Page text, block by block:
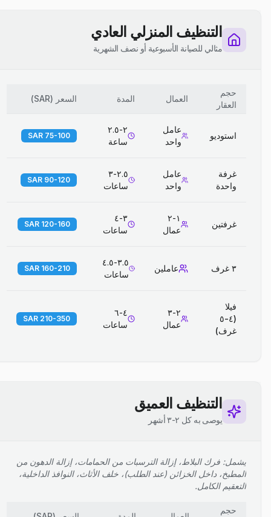
التنظيف المنزلي العادي
مثالي للصيانة الأسبوعية أو نصف الشهرية
حجم
العقار
العمال المدة السعر (
SAR
)
استوديو
عامل
واحد
٢-٢.٥
ساعة
75-100 SAR
غرفة
واحدة
عامل
واحد
٢.٥-٣
ساعات
90-120 SAR
غرفتين
١-٢
عمال
٣-٤
ساعات
120-160 SAR
٣ غرف عاملين
٣.٥-٤.٥
ساعات
160-210 SAR
فيلا
(٤-٥
غرف)
٢-٣
عمال
٤-٦
ساعات
210-350 SAR
التنظيف العميق
يوصى به كل ٢-٣ أشهر
يشمل: فرك البلاط، إزالة الترسبات من الحمامات، إزالة الدهون من
المطبخ، داخل الخزائن (عند الطلب)، خلف الأثاث، النوافذ الداخلية،
التعقيم الكامل.
حجم